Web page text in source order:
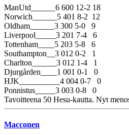
ManUtd______6 600 12-2 18
Norwich______5 401 8-2 12
Oldham______3 300 5-0 9
Liverpool_____3 201 7-4 6
Tottenham____5 203 5-8 6
Southampton__3 012 0-2 1
Charlton______3 012 1-4 1
Djurgården____1 001 0-1 0
HJK__________4 004 0-7 0
Ponnistus_____3 003 0-8 0
Tavoitteena 50 Hesu-kautta. Nyt
Macconen